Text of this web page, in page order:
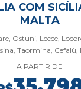
COM
MALTA
Ostuni, Lecce,
Taormina,
A PARTIR DE